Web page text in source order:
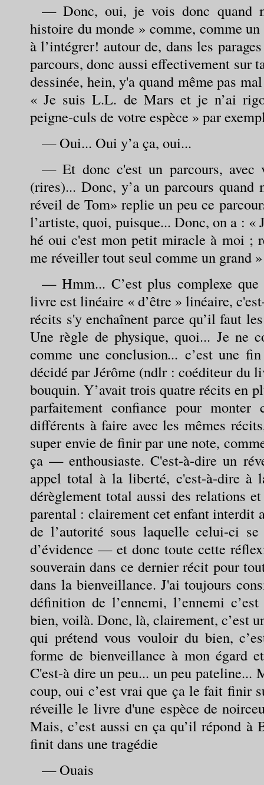
— Donc, oui, je vois donc quand
histoire du monde » comme, comme
à l’intégrer! autour de, dans les
parcours, donc aussi effectivement sur
dessinée, hein, y'a quand même pas
« Je suis L.L. de Mars et je n’ai
peigne-culs de votre espèce » par
— Oui... Oui y’a ça, oui...
— Et donc c'est un parcours, avec
(rires)... Donc, y’a un parcours
réveil de Tom» replie un peu ce
l’artiste, quoi, puisque... Donc, on a : «
hé oui c'est mon petit miracle à moi ;
me réveiller tout seul comme un grand
— Hmm... C’est plus complexe que
livre est linéaire « d’être » linéaire,
récits s'y enchaînent parce qu’il faut
Une règle de physique, quoi... Je ne
comme une conclusion... c’est une
décidé par Jérôme (ndlr : coéditeur du
bouquin. Y’avait trois quatre récits en
parfaitement confiance pour
différents à faire avec les mêmes
super envie de finir par une note,
ça — enthousiaste. C'est-à-dire un
appel total à la liberté, c'est-à-dire à
dérèglement total aussi des relations
parental : clairement cet enfant interdit
de l’autorité sous laquelle celui-ci
d’évidence — et donc toute cette
souverain dans ce dernier récit pour
dans la bienveillance. J'ai toujours
définition de l’ennemi, l’ennemi
bien, voilà. Donc, là, clairement, c’est
qui prétend vous vouloir du bien,
forme de bienveillance à mon égard
C'est-à dire un peu... un peu pateline...
coup, oui c’est vrai que ça le fait finir
réveille le livre d'une espèce de
Mais, c’est aussi en ça qu’il répond
finit dans une tragédie
— Ouais